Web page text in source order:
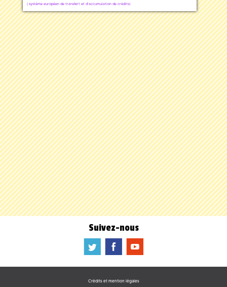
( système européen de transfert et d'accumulation de crédits)
Suivez-nous
a b f
Crédits et mention légales